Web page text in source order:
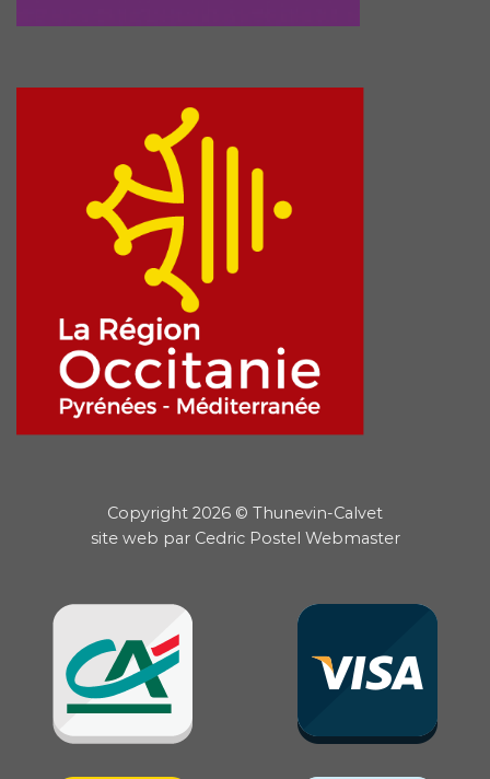
Copyright 2026 © Thunevin-Calvet
site web par Cedric Postel Webmaster